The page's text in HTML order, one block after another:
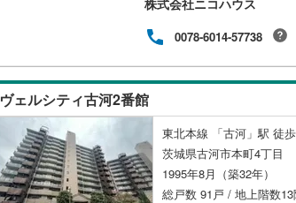
契約:事前審査の
銀行へ融資の本申
を締結。（6）決
す。※:融資を受
0078-6014-57738
ヴェルシティ古河2番館
東北本線 「古河」駅 徒
茨城県古河市本町4丁目
1995年8月（築32年）
総戸数 91戸 / 地上階数
設備
床暖房（0）
間取り、居室全体
バリアフリー住宅